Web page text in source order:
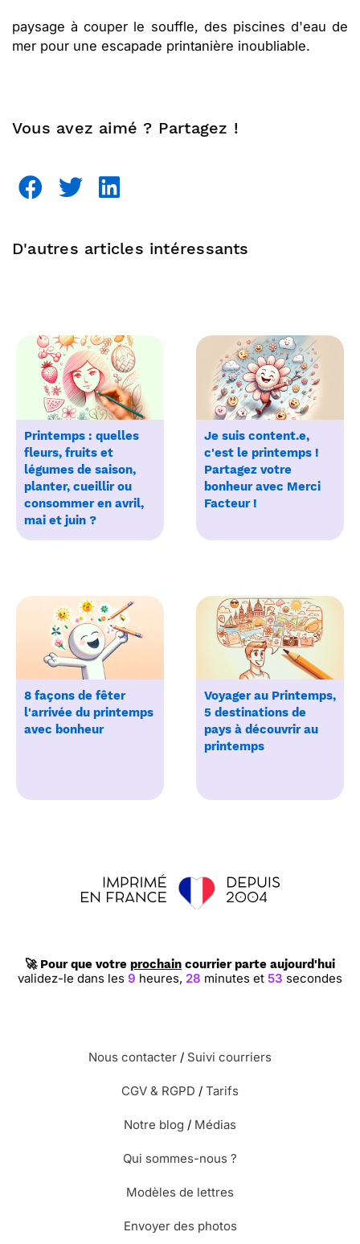
paysage à couper le souffle, des piscines d'eau de
mer pour une escapade printanière inoubliable.
Vous avez aimé ? Partagez !
D'autres articles intéressants
Printemps : quelles
fleurs, fruits et
légumes de saison,
planter, cueillir ou
consommer en avril,
mai et juin ?
Je suis content.e,
c'est le printemps !
Partagez votre
bonheur avec Merci
Facteur !
8 façons de fêter
l'arrivée du printemps
avec bonheur
Voyager au Printemps,
5 destinations de
pays à découvrir au
printemps
🚀 Pour que votre prochain courrier parte aujourd'hui
validez-le dans les 9 heures, 28 minutes et 53 secondes
Nous contacter / Suivi courriers
CGV & RGPD / Tarifs
Notre blog / Médias
Qui sommes-nous ?
Modèles de lettres
Envoyer des photos